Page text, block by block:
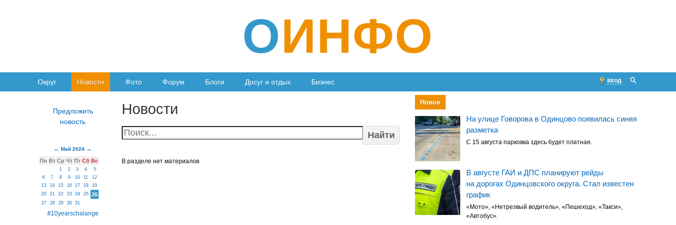
ОИНФО
Округ Новости Фото Форум Блоги Досуг и отдых Бизнес вход
Новости
Найти
В разделе нет материалов
Май 2024
Пн Вт Ср Чт Пт Сб Вс
1 2 3 4
5
6
7 8 9 10 11
12
13
14 15 16 17 18
19
20
21 22 23 24 25 26
27 28 29 30 31
#10yearschalange
Новое
На улице Говорова в Одинцово появилась синяя
разметка
С 15 августа парковка здесь будет платная.
В августе ГАИ и ДПС планируют рейды
на дорогах Одинцовского округа. Стал известен
график
«Мото», «Нетрезвый водитель», «Пешеход», «Такси»,
«Автобус».